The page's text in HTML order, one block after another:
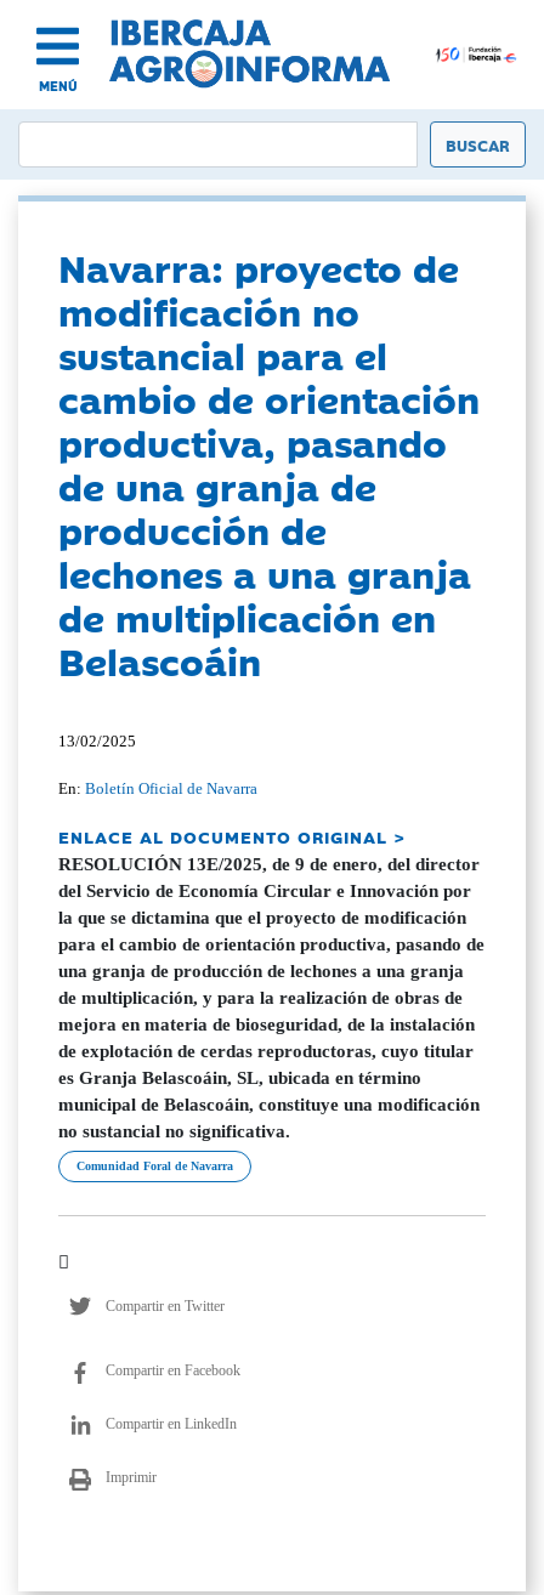
MENÚ
Navarra: proyecto de
modificación no
sustancial para el
cambio de orientación
productiva, pasando
de una granja de
producción de
lechones a una granja
de multiplicación en
Belascoáin
13/02/2025
En:Boletín Oficial de Navarra
ENLACE AL DOCUMENTO ORIGINAL >
RESOLUCIÓN 13E/2025, de 9 de enero, del director
del Servicio de Economía Circular e Innovación por
la que se dictamina que el proyecto de modificación
para el cambio de orientación productiva, pasando de
una granja de producción de lechones a una granja
de multiplicación, y para la realización de obras de
mejora en materia de bioseguridad, de la instalación
de explotación de cerdas reproductoras, cuyo titular
es Granja Belascoáin, SL, ubicada en término
municipal de Belascoáin, constituye una modificación
no sustancial no significativa.
Comunidad Foral de Navarra
Compartir en Twitter
Compartir en Facebook
Compartir en LinkedIn
Imprimir